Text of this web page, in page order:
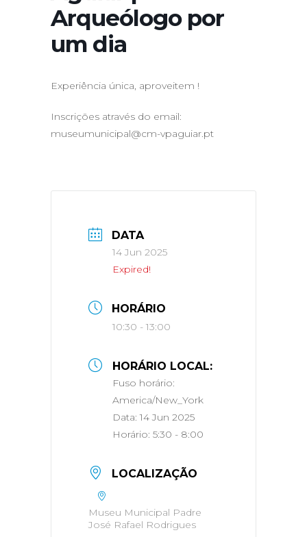
Arqueólogo por
um dia
Experiência única, aproveitem !
Inscrições através do email:
museumunicipal@cm-vpaguiar.pt
DATA
14 Jun 2025
Expired!
HORÁRIO
10:30 - 13:00
HORÁRIO LOCAL:
Fuso horário:
America/New_York
Data:14 Jun 2025
Horário: 5:30 - 8:00
LOCALIZAÇÃO
Museu Municipal Padre
José Rafael Rodrigues